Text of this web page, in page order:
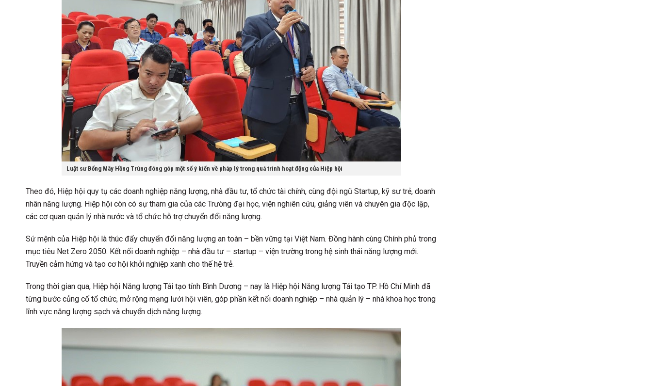
Luật sư Đổng Mây Hồng Trúng đóng góp một số ý kiến về pháp lý trong quá trình hoạt động của Hiệp hội
Theo đó, Hiệp hội quy tụ các doanh nghiệp năng lượng, nhà đầu tư, tổ chức tài chính, cùng đội ngũ Startup, kỹ sư trẻ, doanh
nhân năng lượng. Hiệp hội còn có sự tham gia của các Trường đại học, viện nghiên cứu, giảng viên và chuyên gia độc lập,
các cơ quan quản lý nhà nước và tổ chức hỗ trợ chuyển đổi năng lượng.
Sứ mệnh của Hiệp hội là thúc đẩy chuyển đổi năng lượng an toàn – bền vững tại Việt Nam. Đồng hành cùng Chính phủ trong
mục tiêu Net Zero 2050. Kết nối doanh nghiệp – nhà đầu tư – startup – viện trường trong hệ sinh thái năng lượng mới.
Truyền cảm hứng và tạo cơ hội khởi nghiệp xanh cho thế hệ trẻ.
Trong thời gian qua, Hiệp hội Năng lượng Tái tạo tỉnh Bình Dương – nay là Hiệp hội Năng lượng Tái tạo TP. Hồ Chí Minh đã
từng bước củng cố tổ chức, mở rộng mạng lưới hội viên, góp phần kết nối doanh nghiệp – nhà quản lý – nhà khoa học trong
lĩnh vực năng lượng sạch và chuyển dịch năng lượng.